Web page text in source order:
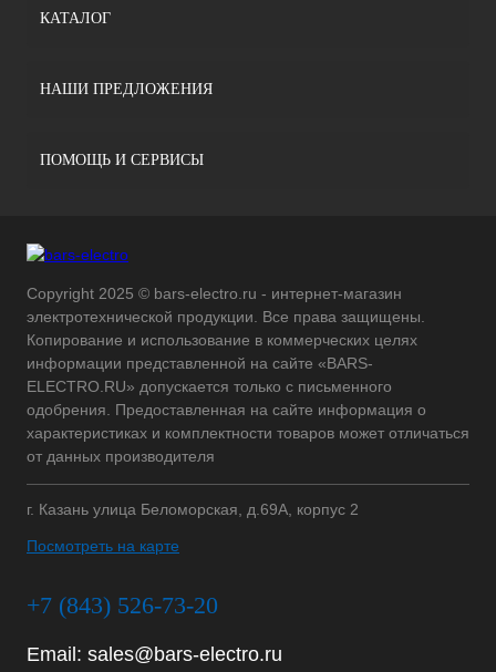
КАТАЛОГ
НАШИ ПРЕДЛОЖЕНИЯ
ПОМОЩЬ И СЕРВИСЫ
Copyright 2025 © bars-electro.ru - интернет-магазин
электротехнической продукции. Все права защищены.
Копирование и использование в коммерческих целях
информации представленной на сайте «BARS-
ELECTRO.RU» допускается только с письменного
одобрения. Предоставленная на сайте информация о
характеристиках и комплектности товаров может отличаться
от данных производителя
г. Казань улица Беломорская, д.69А, корпус 2
Посмотреть на карте
+7 (843) 526-73-20
Email: sales@bars-electro.ru